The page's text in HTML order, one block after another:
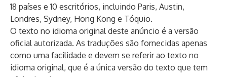
18 países e 10 escritórios, incluindo Paris, Austin,
Londres, Sydney, Hong Kong e Tóquio.
O texto no idioma original deste anúncio é a versão
oficial autorizada. As traduções são fornecidas apenas
como uma facilidade e devem se referir ao texto no
idioma original, que é a única versão do texto que tem